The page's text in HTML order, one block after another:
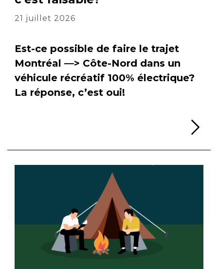
21 juillet 2026
Est-ce possible de faire le trajet
Montréal —> Côte-Nord dans un
véhicule récréatif 100% électrique?
La réponse, c’est oui!